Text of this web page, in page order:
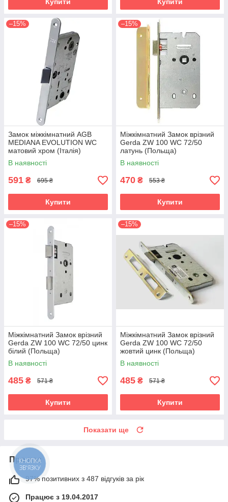
–15%
Замок міжкімнатний AGB
MEDIANA EVOLUTION WC
матовий хром (Італія)
В наявності
591 ₴ 695 ₴
Купити
–15%
Міжкімнатний Замок врізний
Gerda ZW 100 WC 72/50
латунь (Польща)
В наявності
470 ₴ 553 ₴
Купити
–15%
Міжкімнатний Замок врізний
Gerda ZW 100 WC 72/50 цинк
білий (Польща)
В наявності
485 ₴ 571 ₴
Купити
–15%
Міжкімнатний Замок врізний
Gerda ZW 100 WC 72/50
жовтий цинк (Польща)
В наявності
485 ₴ 571 ₴
Купити
Показати ще
Про нас
97% позитивних з 487 відгуків за рік
Працює з 19.04.2017
КНОПКА
ЗВ'ЯЗКУ